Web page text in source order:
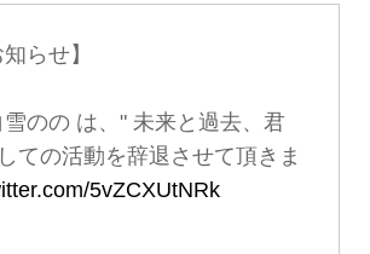
らせ】
雪のの は、" 未来と過去、君
ての活動を辞退させて頂きま
5vZCXUtNRk